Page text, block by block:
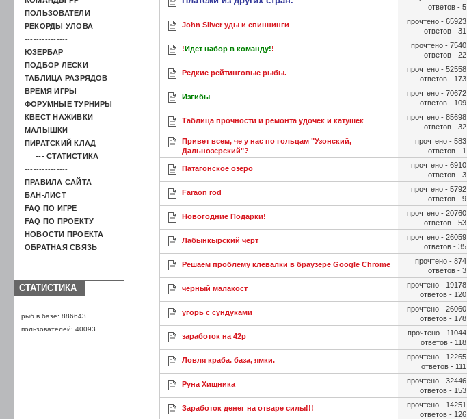
ответов - 5
John Silver уды и спиннинги
прочтено - 65923
ответов - 31
!Идет набор в команду!!
прочтено - 7540
ответов - 22
Редкие рейтинговые рыбы.
прочтено - 52558
ответов - 173
Изгибы
прочтено - 70672
ответов - 109
Таблица прочности и ремонта удочек и катушек
прочтено - 85698
ответов - 32
Привет всем, че у нас по гольцам "Узонский,
Дальнозерский"?
прочтено - 583
ответов - 1
Патагонское озеро
прочтено - 6910
ответов - 3
Faraon rod
прочтено - 5792
ответов - 9
Новогодние Подарки!
прочтено - 20760
ответов - 53
Лабынкырский чёрт
прочтено - 26059
ответов - 35
Решаем проблему клевалки в браузере Google Chrome
прочтено - 874
ответов - 3
черный малакост
прочтено - 19178
ответов - 120
угорь с сундуками
прочтено - 26060
ответов - 178
заработок на 42р
прочтено - 11044
ответов - 118
Ловля краба. база, ямки.
прочтено - 12265
ответов - 111
Руна Хищника
прочтено - 32446
ответов - 153
Заработок денег на отваре силы!!!
прочтено - 14251
ответов - 126
ПОЛЬЗОВАТЕЛИ
РЕКОРДЫ УЛОВА
---------------
ЮЗЕРБАР
ПОДБОР ЛЕСКИ
ТАБЛИЦА РАЗРЯДОВ
ВРЕМЯ ИГРЫ
ФОРУМНЫЕ ТУРНИРЫ
КВЕСТ НАЖИВКИ
МАЛЫШКИ
ПИРАТСКИЙ КЛАД
--- СТАТИСТИКА
---------------
ПРАВИЛА САЙТА
БАН-ЛИСТ
FAQ ПО ИГРЕ
FAQ ПО ПРОЕКТУ
НОВОСТИ ПРОЕКТА
ОБРАТНАЯ СВЯЗЬ
СТАТИСТИКА
рыб в базе: 886643
пользователей: 40093